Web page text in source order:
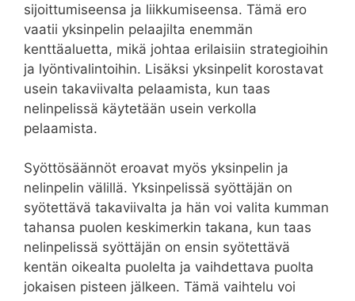
sijoittumiseensa ja liikkumiseensa. Tämä ero
vaatii yksinpelin pelaajilta enemmän
kenttäaluetta, mikä johtaa erilaisiin strategioihin
ja lyöntivalintoihin. Lisäksi yksinpelit korostavat
usein takaviivalta pelaamista, kun taas
nelinpelissä käytetään usein verkolla
pelaamista.
Syöttösäännöt eroavat myös yksinpelin ja
nelinpelin välillä. Yksinpelissä syöttäjän on
syötettävä takaviivalta ja hän voi valita kumman
tahansa puolen keskimerkin takana, kun taas
nelinpelissä syöttäjän on ensin syötettävä
kentän oikealta puolelta ja vaihdettava puolta
jokaisen pisteen jälkeen. Tämä vaihtelu voi